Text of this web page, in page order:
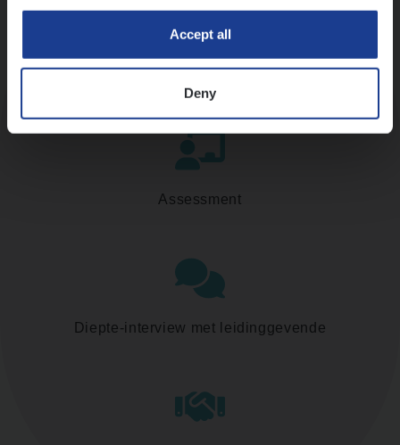
Accept all
Deny
Kennismaking met HR
Assessment
Diepte-interview met leidinggevende